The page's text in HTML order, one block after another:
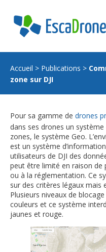
Accueil > Publications >
zone sur DJI
Pour sa gamme de drones
dans ses drones un
zones, le système Geo.
est un système
utilisateurs de DJI des
peut être limité en raison de
ou à la réglementation. Ce
sur des critères légaux
Plusieurs niveaux de
couleurs et ce système
jaunes et rouge.